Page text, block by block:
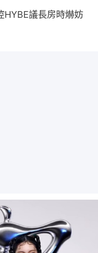
HYBE議長房時爀妨